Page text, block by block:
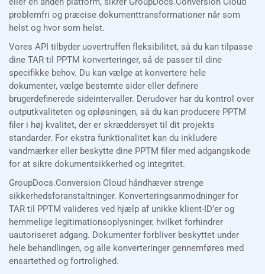
problemfri og præcise dokumenttransformationer når som
helst og hvor som helst.
Vores API tilbyder uovertruffen fleksibilitet, så du kan tilpasse
dine TAR til PPTM konverteringer, så de passer til dine
specifikke behov. Du kan vælge at konvertere hele
dokumenter, vælge bestemte sider eller definere
brugerdefinerede sideintervaller. Derudover har du kontrol over
outputkvaliteten og opløsningen, så du kan producere PPTM
filer i høj kvalitet, der er skræddersyet til dit projekts
standarder. For ekstra funktionalitet kan du inkludere
vandmærker eller beskytte dine PPTM filer med adgangskode
for at sikre dokumentsikkerhed og integritet.
GroupDocs.Conversion Cloud håndhæver strenge
sikkerhedsforanstaltninger. Konverteringsanmodninger for
TAR til PPTM valideres ved hjælp af unikke klient-ID’er og
hemmelige legitimationsoplysninger, hvilket forhindrer
uautoriseret adgang. Dokumenter forbliver beskyttet under
hele behandlingen, og alle konverteringer gennemføres med
ensartethed og fortrolighed.